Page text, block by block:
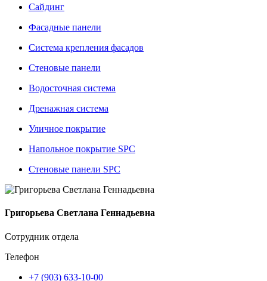
Сайдинг
Фасадные панели
Система крепления фасадов
Стеновые панели
Водосточная система
Дренажная система
Уличное покрытие
Напольное покрытие SPC
Стеновые панели SPC
Григорьева Светлана Геннадьевна
Сотрудник отдела
Телефон
+7 (903) 633-10-00